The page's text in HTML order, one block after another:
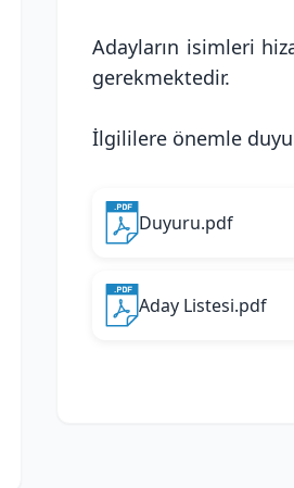
Adayların isimleri
gerekmektedir.
İlgililere önemle
Duyuru.pdf
Aday Listesi.pdf